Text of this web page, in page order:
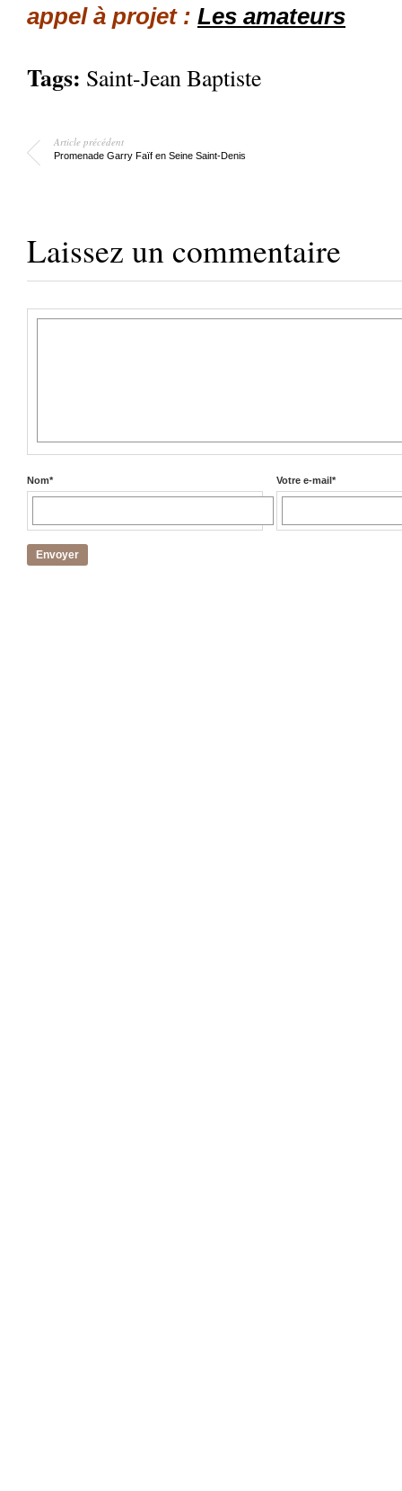
appel à projet : Les amateurs
Tags: Saint-Jean Baptiste
Article précédent
Promenade Garry Faïf en Seine Saint-Denis
Laissez un commentaire
Nom* Votre e-mail*